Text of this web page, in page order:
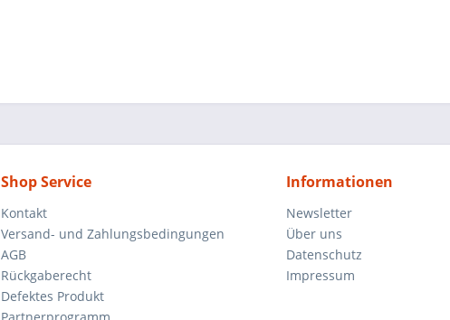
Shop Service
Kontakt
Versand- und Zahlungsbedingungen
AGB
Rückgaberecht
Defektes Produkt
Informationen
Newsletter
Über uns
Datenschutz
Impressum